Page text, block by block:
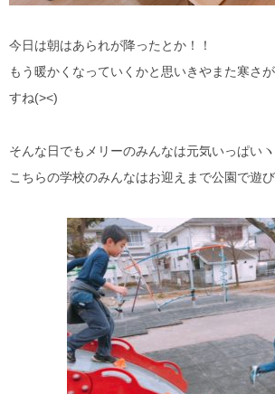
今日は朝はあられが降ったとか！！
もう暖かくなっていくかと思いきやまた寒さ
すね(><)
そんな日でもメリーのみんなは元気いっぱい
こちらの学校のみんなはお迎えまで公園で遊